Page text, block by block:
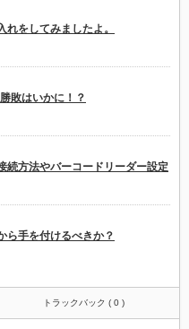
をしてみましたよ。
敗はいかに！？
続方法やバーコードリーダー設定
ら手を付けるべきか？
トラックバック ( 0 )